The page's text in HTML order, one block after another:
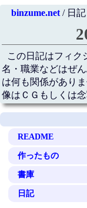
binzume.net/ 日記
この日記はフィク
名・職業などはぜ
は何も関係があり
像はＣＧもしくは
README
作ったもの
書庫
日記